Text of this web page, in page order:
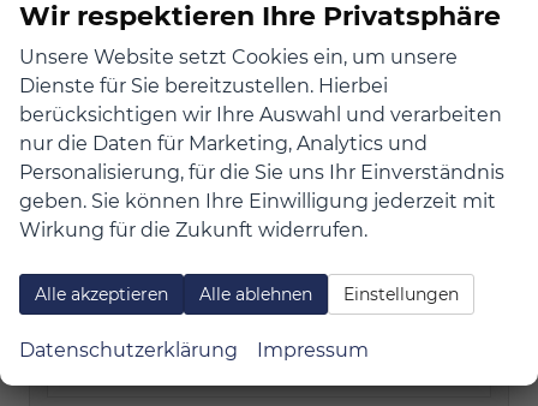
Audi
BYD
Atto 2
Atto 3
Dolphin G
Seal
Seal 6
Seal U
Wir respektieren Ihre Privatsphäre
Unsere Website setzt Cookies ein, um unsere
Dienste für Sie bereitzustellen. Hierbei
berücksichtigen wir Ihre Auswahl und verarbeiten
nur die Daten für Marketing, Analytics und
Personalisierung, für die Sie uns Ihr Einverständnis
geben. Sie können Ihre Einwilligung jederzeit mit
Wirkung für die Zukunft widerrufen.
Alle akzeptieren Alle ablehnen Einstellungen
Datenschutzerklärung Impressum